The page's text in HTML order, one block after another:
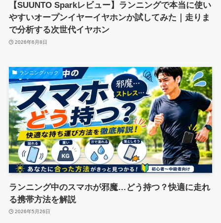
【SUUNTO Sparkレビュー】ランニングで本当に使い
やすいオープンイヤーイヤホンか試してみた｜走りま
で分析する次世代イヤホン
2026年6月8日
ランニングハック
ランニング中のスマホが邪魔…どう持つ？快適に走れ
る携帯方法を解説
2026年5月26日